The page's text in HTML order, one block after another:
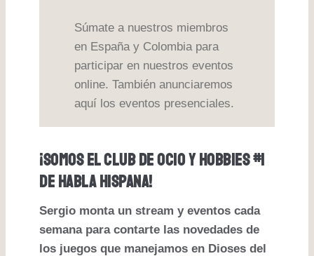
Súmate a nuestros miembros
en España y Colombia para
participar en nuestros eventos
online. También anunciaremos
aquí los eventos presenciales.
¡Somos El Club De Ocio Y Hobbies #1
De Habla Hispana!
Sergio monta un stream y eventos cada
semana para contarte las novedades de
los juegos que manejamos en Dioses del